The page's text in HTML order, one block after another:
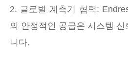
2. 글로벌 계측기 협력:
의 안정적인 공급은 시스템 신
니다.